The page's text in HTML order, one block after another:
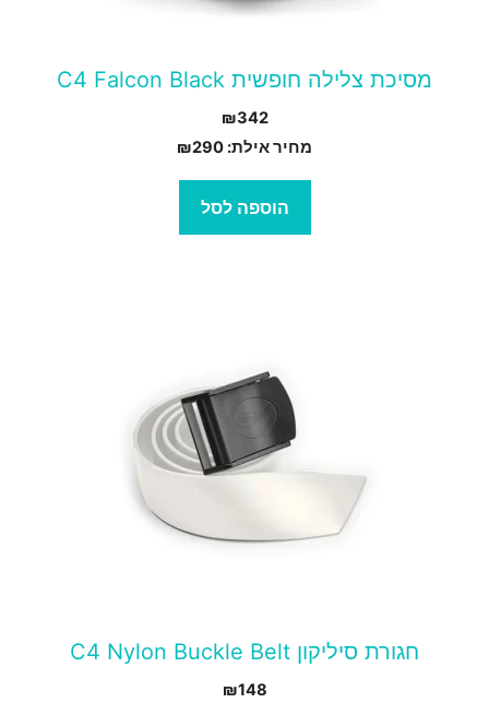
מסיכת צלילה חופשית C4 Falcon Black
₪342
מחיר אילת:
₪290
הוספה לסל
חגורת סיליקון C4 Nylon Buckle Belt
₪148